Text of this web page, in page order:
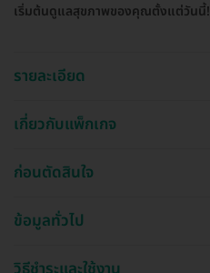
เริ่มต้นดูแลสุขภาพของคุณตั้งแต่วันนี้!
รายละเอียด
เกี่ยวกับแพ็กเกจ
ก่อนตัดสินใจ
ข้อมูลทั่วไป